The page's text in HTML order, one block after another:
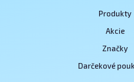
Produkty
Akcie
Značky
Darčekové